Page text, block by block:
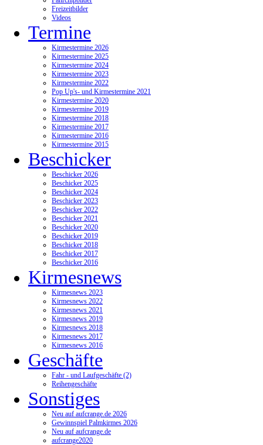
Freizeitbilder
Videos
Termine
Kirmestermine 2026
Kirmestermine 2025
Kirmestermine 2024
Kirmestermine 2023
Kirmestermine 2022
Pop Up's- und Kirmestermine 2021
Kirmestermine 2020
Kirmestermine 2019
Kirmestermine 2018
Kirmestermine 2017
Kirmestermine 2016
Kirmestermine 2015
Beschicker
Beschicker 2026
Beschicker 2025
Beschicker 2024
Beschicker 2023
Beschicker 2022
Beschicker 2021
Beschicker 2020
Beschicker 2019
Beschicker 2018
Beschicker 2017
Beschicker 2016
Kirmesnews
Kirmesnews 2023
Kirmesnews 2022
Kirmesnews 2021
Kirmesnews 2019
Kirmesnews 2018
Kirmesnews 2017
Kirmesnews 2016
Geschäfte
Fahr - und Laufgeschäfte (2)
Reihengeschäfte
Sonstiges
Neu auf aufcrange.de 2026
Gewinnspiel Palmkirmes 2026
Neu auf aufcrange.de
aufcrange2020